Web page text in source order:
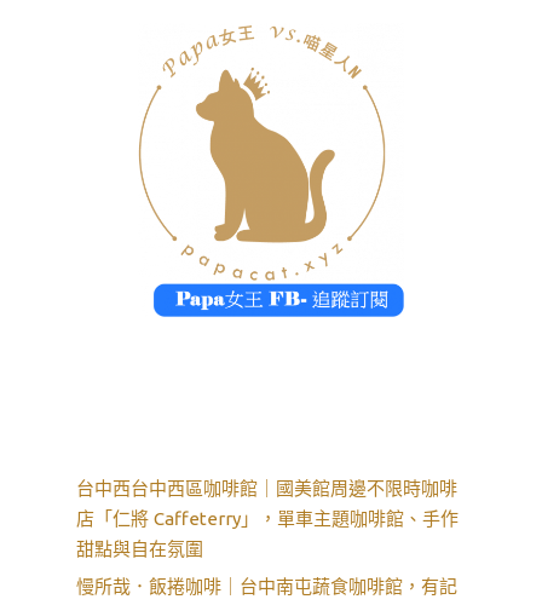
台中西台中西區咖啡館｜國美館周邊不限時咖啡
店「仁將 Caffeterry」，單車主題咖啡館、手作
甜點與自在氛圍
慢所哉．飯捲咖啡｜台中南屯蔬食咖啡館，有記